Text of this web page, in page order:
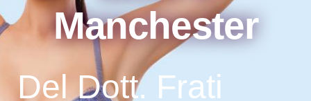
Manchester
Del Dott. Frati